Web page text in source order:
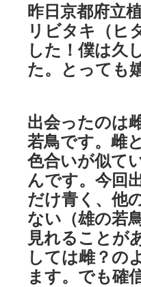
昨日京都府立
リビタキ（ヒ
した！僕は久
た。とっても
出会ったのは
若鳥です。雌
色合いが似て
んです。今回
だけ青く、他
ない（雄の若
見れることが
しては雌？の
ます。でも確